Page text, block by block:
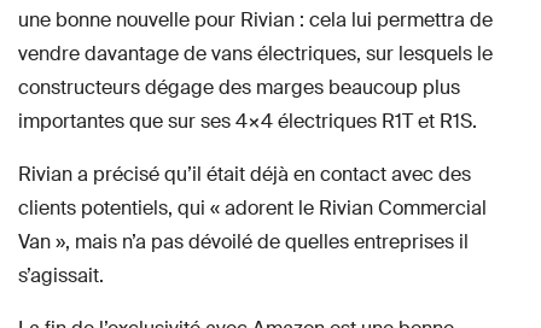
une bonne nouvelle pour Rivian : cela lui permettra de
vendre davantage de vans électriques, sur lesquels le
constructeurs dégage des marges beaucoup plus
importantes que sur ses 4×4 électriques R1T et R1S.
Rivian a précisé qu’il était déjà en contact avec des
clients potentiels, qui « adorent le Rivian Commercial
Van », mais n’a pas dévoilé de quelles entreprises il
s’agissait.